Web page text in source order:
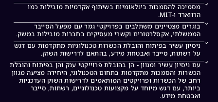
מסמיכה להסמכות בינלאומיות בשיתוף אקדמיות מובילות כמו
הרווארד ו-MIT.
בוגרים מצטיינים משתלבים בפרויקטי גמר עם מפעל הסייבר
הממשלתי, אקסלרטורים וקשרי מעסיקים בחברות מובילות במשק.
ניסיון עשיר בפיתוח והובלת הכשרות טכנולוגיות מתקדמות עם דגש
על רשתות, סייבר ואבטחת מידע, בהתאם לדרישות השוק.
עם ניסיון עשיר ומגוון - הן בהובלת פרוייקטי ענק והן בפיתוח והובלת
הכשרות והסמכות מתקדמות בתחום הטכנולוגי, היחידה מציעה מגוון
רחב של הכשרות ופרויקטים המותאמים לדרישות השוק העדכניות
ביותר, עם דגש מיוחד על מקצועות טכנולוגיים, רשתות, סייבר
ואבטחת מידע.